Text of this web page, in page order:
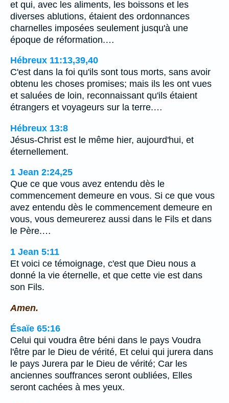
et qui, avec les aliments, les boissons et les
diverses ablutions, étaient des ordonnances
charnelles imposées seulement jusqu'à une
époque de réformation.…
Hébreux 11:13,39,40
C'est dans la foi qu'ils sont tous morts, sans avoir
obtenu les choses promises; mais ils les ont vues
et saluées de loin, reconnaissant qu'ils étaient
étrangers et voyageurs sur la terre.…
Hébreux 13:8
Jésus-Christ est le même hier, aujourd'hui, et
éternellement.
1 Jean 2:24,25
Que ce que vous avez entendu dès le
commencement demeure en vous. Si ce que vous
avez entendu dès le commencement demeure en
vous, vous demeurerez aussi dans le Fils et dans
le Père.…
1 Jean 5:11
Et voici ce témoignage, c'est que Dieu nous a
donné la vie éternelle, et que cette vie est dans
son Fils.
Amen.
Ésaïe 65:16
Celui qui voudra être béni dans le pays Voudra
l'être par le Dieu de vérité, Et celui qui jurera dans
le pays Jurera par le Dieu de vérité; Car les
anciennes souffrances seront oubliées, Elles
seront cachées à mes yeux.